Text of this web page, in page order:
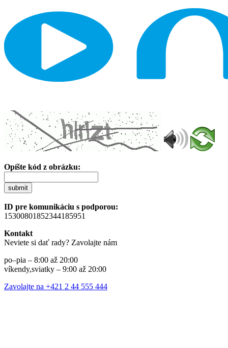
Opíšte kód z obrázku:
submit
ID pre komunikáciu s podporou:
15300801852344185951
Kontakt
Neviete si dať rady? Zavolajte nám
po–pia – 8:00 až 20:00
víkendy,sviatky – 9:00 až 20:00
Zavolajte na +421 2 44 555 444